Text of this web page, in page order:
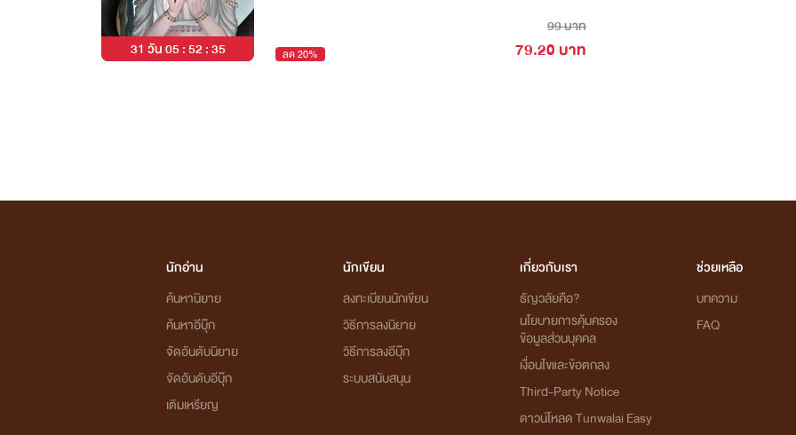
31 วัน 05 : 52 : 35 ลด 20%
99 บาท
79.20 บาท
นักอ่าน
ค้นหานิยาย
ค้นหาอีบุ๊ก
จัดอันดับนิยาย
จัดอันดับอีบุ๊ก
เติมเหรียญ
นักเขียน
ลงทะเบียนนักเขียน
วิธีการลงนิยาย
วิธีการลงอีบุ๊ก
ระบบสนับสนุน
เกี่ยวกับเรา
ธัญวลัยคือ?
นโยบายการคุ้มครอง
ข้อมูลส่วนบุคคล
เงื่อนไขและข้อตกลง
Third-Party Notice
ดาวน์โหลด Tunwalai Easy
ช่วยเหลือ
บทความ
FAQ